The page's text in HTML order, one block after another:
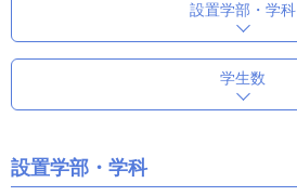
設置学部・学科
学生数
設置学部・学科